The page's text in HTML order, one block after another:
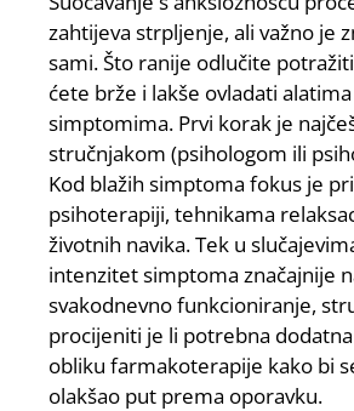
zahtijeva strpljenje, ali važno je
sami. Što ranije odlučite
ćete brže i lakše ovladati
simptomima. Prvi korak je
stručnjakom (psihologom ili
Kod blažih simptoma fokus je
psihoterapiji, tehnikama
životnih navika. Tek u
intenzitet simptoma značajnije
svakodnevno funkcioniranje,
procijeniti je li potrebna
obliku farmakoterapije kako bi
olakšao put prema oporavku.